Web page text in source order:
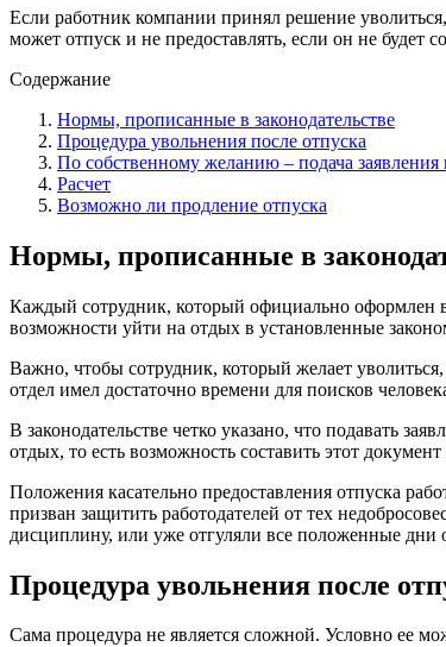
Если работник компании принял решение
может отпуск и не предоставлять, если он не
Содержание
Нормы, прописанные в законодательстве
Процедура увольнения после отпуска
По собственному желанию – подача
Расчет
Возможно ли продление отпуска
Нормы, прописанные в
Каждый сотрудник, который официально оформлен
возможности уйти на отдых в установленные
Важно, чтобы сотрудник, который желает
отдел имел достаточно времени для поисков
В законодательстве четко указано, что подавать
отдых, то есть возможность составить этот
Положения касательно предоставления отпуска
призван защитить работодателей от тех
дисциплину, или уже отгуляли все положенные дни
Процедура увольнения после
Сама процедура не является сложной. Условно ее